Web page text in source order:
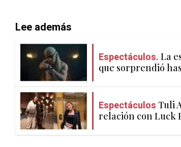
Lee además
Espectáculos. La
que sorprendió
Espectáculos Tuli
relación con Luck